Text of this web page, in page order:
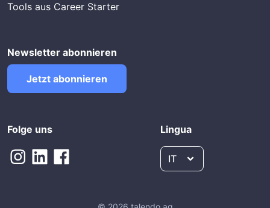
Tools aus Career Starter
Newsletter abonnieren
Jetzt abonnieren
Folge uns Lingua
IT